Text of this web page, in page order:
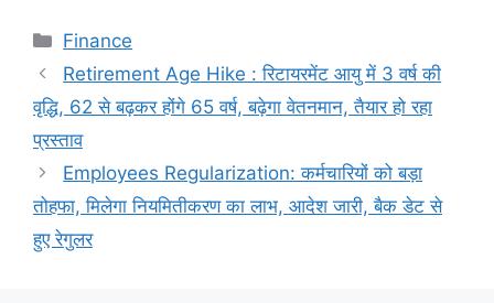
Categories
Finance
Retirement Age Hike : रिटायरमेंट आयु में 3 वर्ष की
वृद्धि, 62 से बढ़कर होंगे 65 वर्ष, बढ़ेगा वेतनमान, तैयार हो रहा
प्रस्ताव
Employees Regularization: कर्मचारियों को बड़ा
तोहफा, मिलेगा नियमितीकरण का लाभ, आदेश जारी, बैक डेट से
हुए रेगुलर